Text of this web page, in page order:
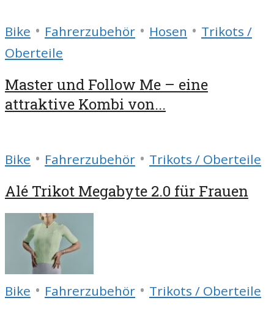
Bike • Fahrerzubehör • Hosen • Trikots /
Oberteile
Master und Follow Me – eine
attraktive Kombi von...
Bike • Fahrerzubehör • Trikots / Oberteile
Alé Trikot Megabyte 2.0 für Frauen
Bike • Fahrerzubehör • Trikots / Oberteile